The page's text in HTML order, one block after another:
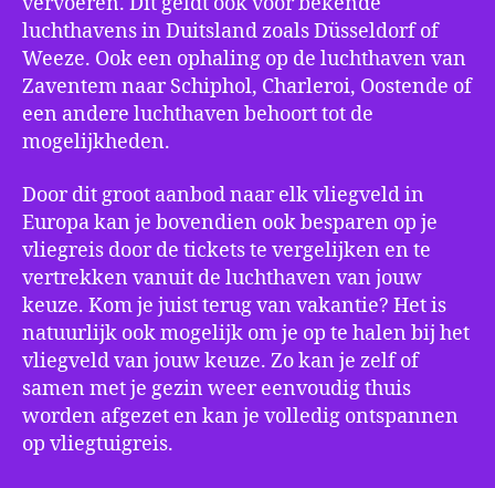
luchthavens in Duitsland zoals Düsseldorf of
Weeze. Ook een ophaling op de luchthaven van
Zaventem naar Schiphol, Charleroi, Oostende of
een andere luchthaven behoort tot de
mogelijkheden.
Door dit groot aanbod naar elk vliegveld in
Europa kan je bovendien ook besparen op je
vliegreis door de tickets te vergelijken en te
vertrekken vanuit de luchthaven van jouw
keuze. Kom je juist terug van vakantie? Het is
natuurlijk ook mogelijk om je op te halen bij het
vliegveld van jouw keuze. Zo kan je zelf of
samen met je gezin weer eenvoudig thuis
worden afgezet en kan je volledig ontspannen
op vliegtuigreis.